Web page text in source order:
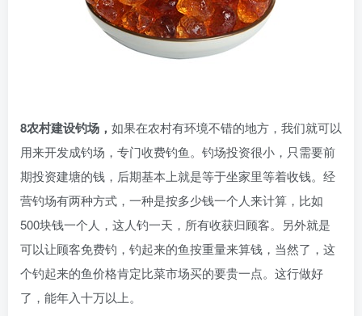
8农村建设钓场， 如果在农村有环境不错的地方，我们就可以
用来开发成钓场，专门收费钓鱼。钓场投资很小，只需要前
期投资建塘的钱，后期基本上就是等于坐家里等着收钱。经
营钓场有两种方式，一种是按多少钱一个人来计算，比如
500块钱一个人，这人钓一天，所有收获归顾客。另外就是
可以让顾客免费钓，钓起来的鱼按重量来算钱，当然了，这
个钓起来的鱼价格肯定比菜市场买的要贵一点。这行做好
了，能年入十万以上。